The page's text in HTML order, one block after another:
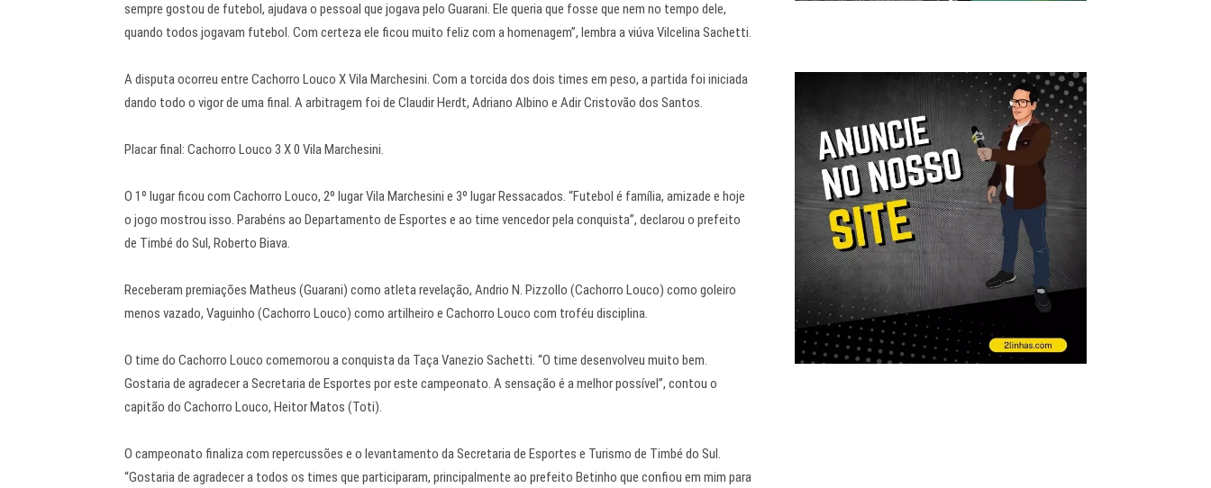
sempre gostou de futebol, ajudava o pessoal que jogava pelo Guarani. Ele queria que fosse que nem no tempo dele,
quando todos jogavam futebol. Com certeza ele ficou muito feliz com a homenagem”, lembra a viúva Vilcelina Sachetti.
A disputa ocorreu entre Cachorro Louco X Vila Marchesini. Com a torcida dos dois times em peso, a partida foi iniciada
dando todo o vigor de uma final. A arbitragem foi de Claudir Herdt, Adriano Albino e Adir Cristovão dos Santos.
Placar final: Cachorro Louco 3 X 0 Vila Marchesini.
O 1º lugar ficou com Cachorro Louco, 2º lugar Vila Marchesini e 3º lugar Ressacados. “Futebol é família, amizade e hoje
o jogo mostrou isso. Parabéns ao Departamento de Esportes e ao time vencedor pela conquista”, declarou o prefeito
de Timbé do Sul, Roberto Biava.
Receberam premiações Matheus (Guarani) como atleta revelação, Andrio N. Pizzollo (Cachorro Louco) como goleiro
menos vazado, Vaguinho (Cachorro Louco) como artilheiro e Cachorro Louco com troféu disciplina.
O time do Cachorro Louco comemorou a conquista da Taça Vanezio Sachetti. “O time desenvolveu muito bem.
Gostaria de agradecer a Secretaria de Esportes por este campeonato. A sensação é a melhor possível”, contou o
capitão do Cachorro Louco, Heitor Matos (Toti).
O campeonato finaliza com repercussões e o levantamento da Secretaria de Esportes e Turismo de Timbé do Sul.
“Gostaria de agradecer a todos os times que participaram, principalmente ao prefeito Betinho que confiou em mim para